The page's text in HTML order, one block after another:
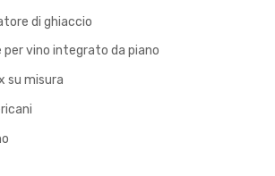
di ghiaccio
per vino integrato da piano
su misura